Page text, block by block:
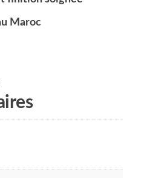
Maroc